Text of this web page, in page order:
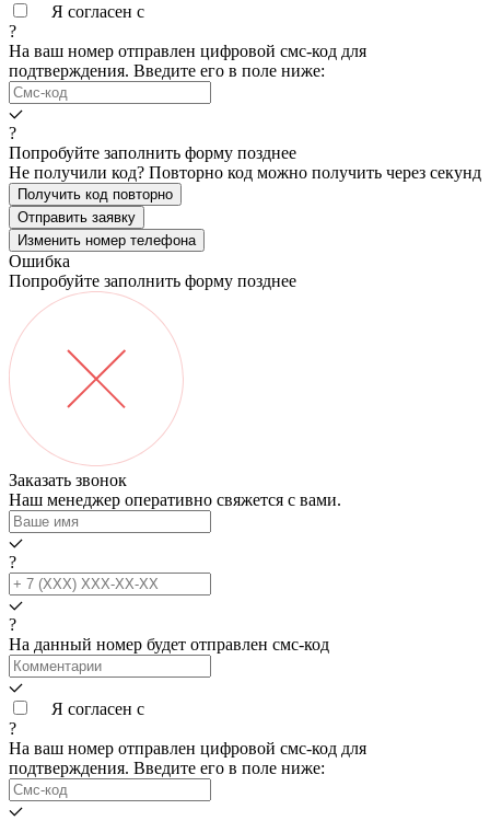
Я согласен с
?
На ваш номер отправлен цифровой смс-код для
подтверждения. Введите его в поле ниже:
?
Попробуйте заполнить форму позднее
Не получили код? Повторно код можно получить через секунд
Получить код повторно
Отправить заявку
Изменить номер телефона
Ошибка
Попробуйте заполнить форму позднее
Заказать звонок
Наш менеджер оперативно свяжется с вами.
?
?
На данный номер будет отправлен смс‑код
Я согласен с
?
На ваш номер отправлен цифровой смс-код для
подтверждения. Введите его в поле ниже: